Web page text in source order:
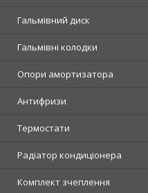
Гальмівний диск
Гальмівні колодки
Опори амортизатора
Антифризи
Термостати
Радіатор кондиціонера
Комплект зчеплення